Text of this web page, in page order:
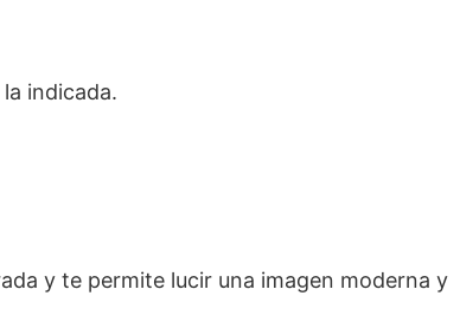
indicada.
y te permite lucir una imagen moderna y